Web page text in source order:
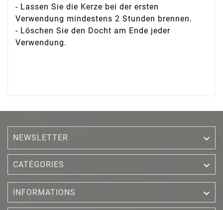
- Lassen Sie die Kerze bei der ersten
Verwendung mindestens 2 Stunden brennen.
- Löschen Sie den Docht am Ende jeder
Verwendung.
NEWSLETTER 
CATÉGORIES 
INFORMATIONS 